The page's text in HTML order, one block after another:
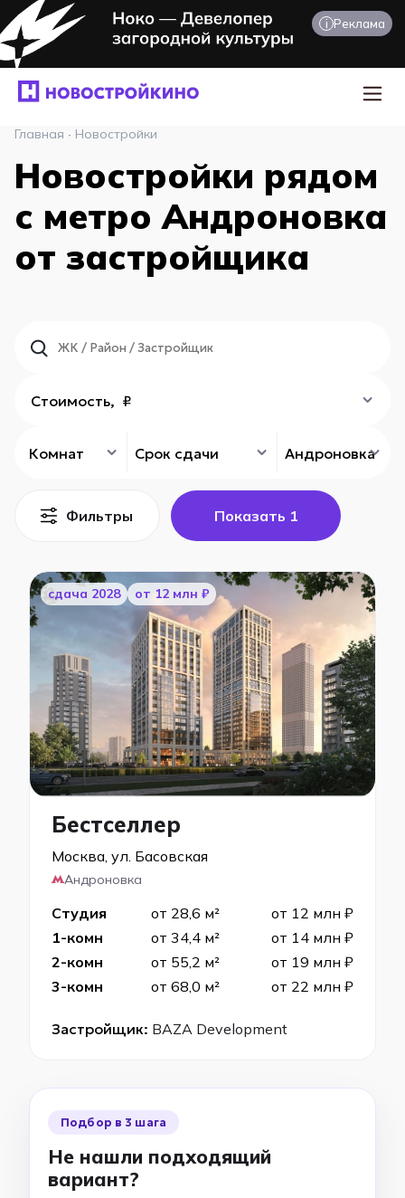
i Реклама
Главная · Новостройки
Новостройки рядом
с метро Андроновка
от застройщика
Комнат
Стоимость, ₽
Срок сдачи Андроновка
Фильтры Показать 1
cдача 2028 от 12 млн ₽
Бестселлер
Москва, ул. Басовская
Андроновка
Студия от 28,6 м²
от 12 млн ₽
1-комн
от 34,4 м²
от 14 млн ₽
2-комн
от 55,2 м²
от 19 млн ₽
3-комн
от 68,0 м² от 22 млн ₽
Застройщик: BAZA Development
Подбор в 3 шага
Не нашли подходящий
вариант?